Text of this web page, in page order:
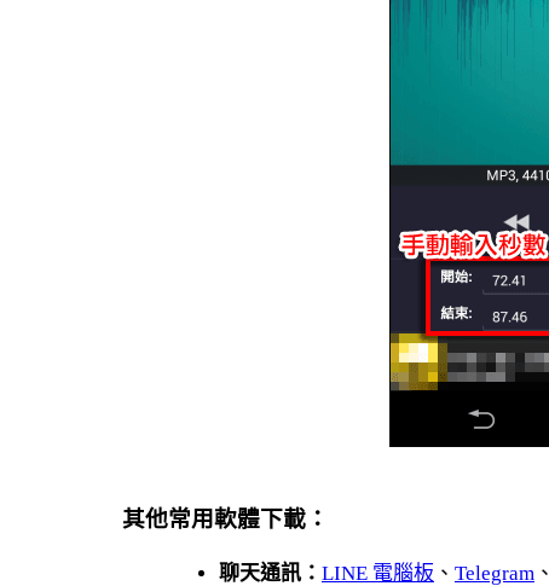
其他常用軟體下載：
聊天通訊： LINE 電腦板 、 Telegram、